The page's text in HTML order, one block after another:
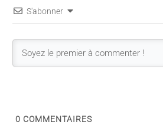
S'abonner
0 COMMENTAIRES